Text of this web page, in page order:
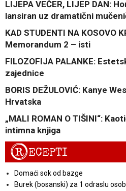
LIJEPA VEČER, LIJEP DAN:
lansiran uz dramatični
KAD STUDENTI NA KOSOVO
Memorandum 2 – isti
FILOZOFIJA PALANKE:
zajednice
BORIS DEŽULOVIĆ: Kanye
Hrvatska
„MALI ROMAN O TIŠINI“:
intimna knjiga
RECEPTI
Domaći sok od bazge
Burek (bosanski) za 1 odraslu